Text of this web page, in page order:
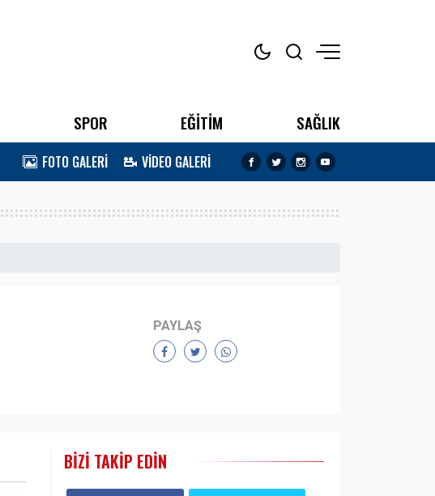
SPOR EĞİTİM SAĞLIK
FOTO GALERİ VİDEO GALERİ
PAYLAŞ
BIZI TAKIP EDIN